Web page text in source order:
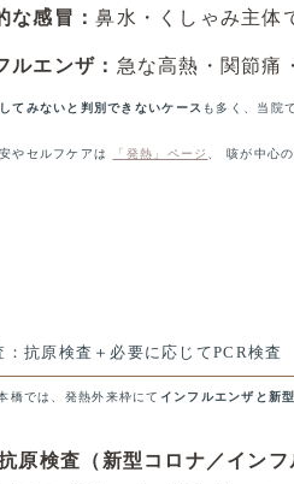
な感冒：鼻水・くしゃみ主体
ルエンザ： 急な高熱・関節痛
てみないと判別できないケース も多く、当院
やセルフケアは 「発熱」ページ 、 咳が中心
：抗原検査＋必要に応じてPCR検査
では、発熱外来枠にて インフルエンザと新
原検査（新型コロナ／インフ